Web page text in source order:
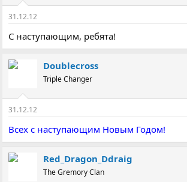
31.12.12
С наступающим, ребята!
Doublecross
Triple Changer
31.12.12
Всех с наступающим Новым Годом!
Red_Dragon_Ddraig
The Gremory Clan